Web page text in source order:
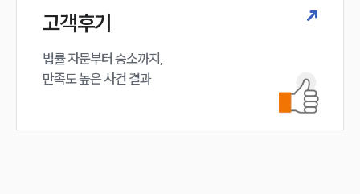
고객후기
법률 자문부터 승소까지,
만족도 높은 사건 결과